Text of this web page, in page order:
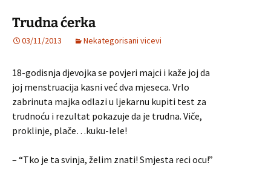
Trudna ćerka
03/11/2013 Nekategorisani vicevi
18-godisnja djevojka se povjeri majci i kaže joj da
joj menstruacija kasni već dva mjeseca. Vrlo
zabrinuta majka odlazi u ljekarnu kupiti test za
trudnoću i rezultat pokazuje da je trudna. Viče,
proklinje, plače…kuku-lele!
– “Tko je ta svinja, želim znati! Smjesta reci ocu!”